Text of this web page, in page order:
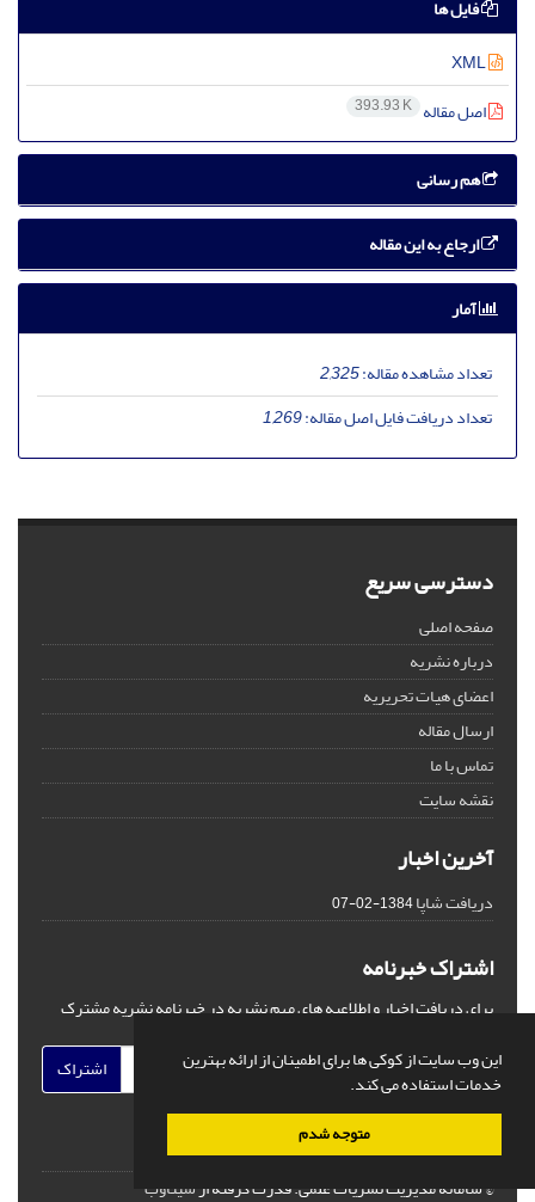
این وب سایت از کوکی ها برای اطمینان از ارائه بهترین
خدمات استفاده می کند.
متوجه شدم
فایل ها
اصل مقاله 393.93 K
هم رسانی
ارجاع به این مقاله
آمار
تعداد مشاهده مقاله:2,325
تعداد دریافت فایل اصل مقاله:1,269
دسترسی سریع
صفحه اصلی
درباره نشریه
اعضای هیات تحریریه
ارسال مقاله
تماس با ما
نقشه سایت
آخرین اخبار
دریافت شاپا1384-02-07
اشتراک خبرنامه
برای دریافت اخبار و اطلاعیه های مهم نشریه در خبرنامه نشریه مشترک
اشتراک
© سامانه مدیریت نشریات علمی.قدرت گرفته ازسیناوب